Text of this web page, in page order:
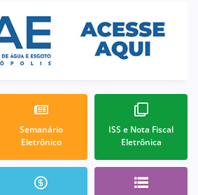
Semanário
Eletrônico
ISS e Nota Fiscal
Eletrônica